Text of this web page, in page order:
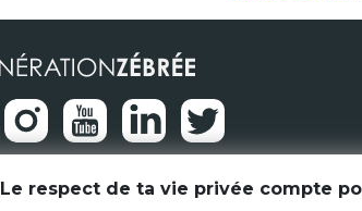
Le respect de ta vie privée compte